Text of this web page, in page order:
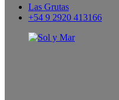
Las Grutas
+54 9 2920 413166